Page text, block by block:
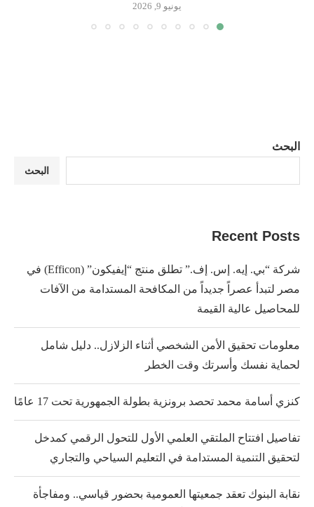
يونيو 9, 2026
البحث
البحث
Recent Posts
شركة “بي. إيه. إس. إف.” تطلق منتج “إيفيكون” (Efficon) في
مصر لتبدأ عصراً جديداً من المكافحة المستدامة من الآفات
للمحاصيل عالية القيمة
معلومات تحقيق الأمن الشخصي أثناء الزلازل.. دليل شامل
لحماية نفسك وأسرتك وقت الخطر
كنزي أسامة محمد تحصد برونزية بطولة الجمهورية تحت 17 عامًا
تفاصيل افتتاح الملتقي العلمي الأول للتحول الرقمي كمدخل
لتحقيق التنمية المستدامة في التعليم السياحي والتجاري
نقابة البنوك تعقد جمعيتها العمومية بحضور قياسي.. ومفاجأة